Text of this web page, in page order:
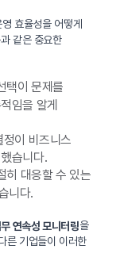
효율성을 어떻게
같은 중요한
택이 문제를
임을 알게
이 비즈니스
습니다.
히 대응할 수 있는
니다.
연속성 모니터링을
른 기업들이 이러한